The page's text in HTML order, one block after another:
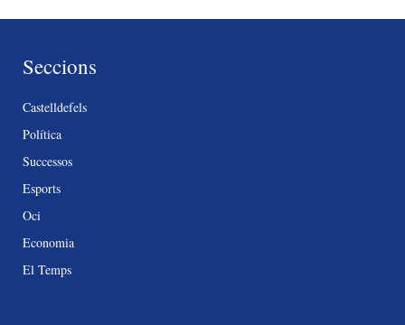
Seccions
Castelldefels
Política
Successos
Esports
Oci
Economia
El Temps